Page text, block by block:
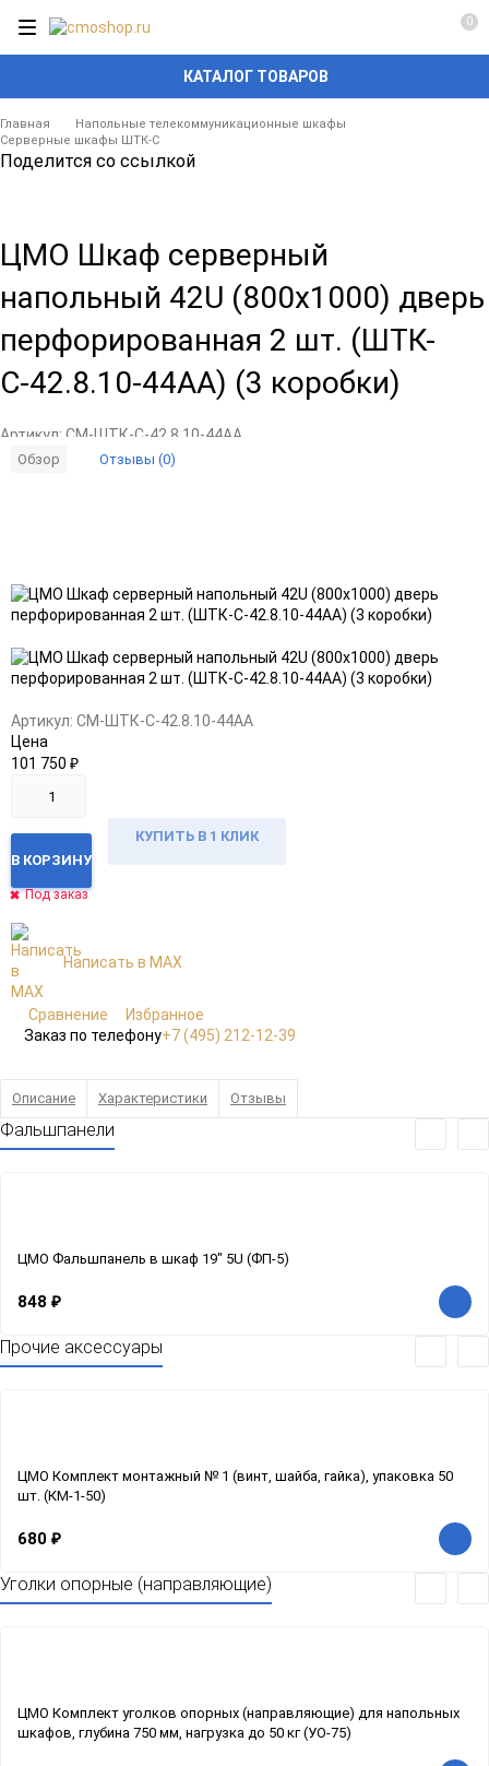
КАТАЛОГ ТОВАРОВ
0
Главная
Напольные телекоммуникационные шкафы
Серверные шкафы ШТК-С
Поделится со ссылкой
ЦМО Шкаф серверный
напольный 42U (800х1000) дверь
перфорированная 2 шт. (ШТК-
С-42.8.10-44АА) (3 коробки)
Артикул: CM-ШТК-С-42.8.10-44АА
Обзор Отзывы (0)
в
избранное
к
сравнению
Артикул: CM-ШТК-С-42.8.10-44АА
Цена
101 750 ₽
В КОРЗИНУ
КУПИТЬ В 1 КЛИК
Под заказ
Написать в MAX
Сравнение
Избранное
Заказ по телефону+7 (495) 212-12-39
Описание Характеристики Отзывы
Фальшпанели
ЦМО Фальшпанель в шкаф 19" 5U (ФП-5)
848 ₽
Прочие аксессуары
ЦМО Комплект монтажный № 1 (винт, шайба, гайка), упаковка 50
шт. (КМ-1-50)
680 ₽
Уголки опорные (направляющие)
ЦМО Комплект уголков опорных (направляющие) для напольных
шкафов, глубина 750 мм, нагрузка до 50 кг (УО-75)